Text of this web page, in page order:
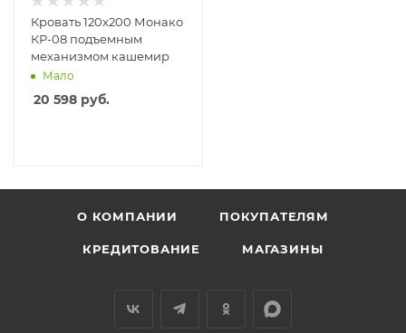
Кровать 120х200 Монако
КР-08 подъемным
механизмом кашемир
Мало
20 598 руб.
О КОМПАНИИ ПОКУПАТЕЛЯМ
КРЕДИТОВАНИЕ МАГАЗИНЫ